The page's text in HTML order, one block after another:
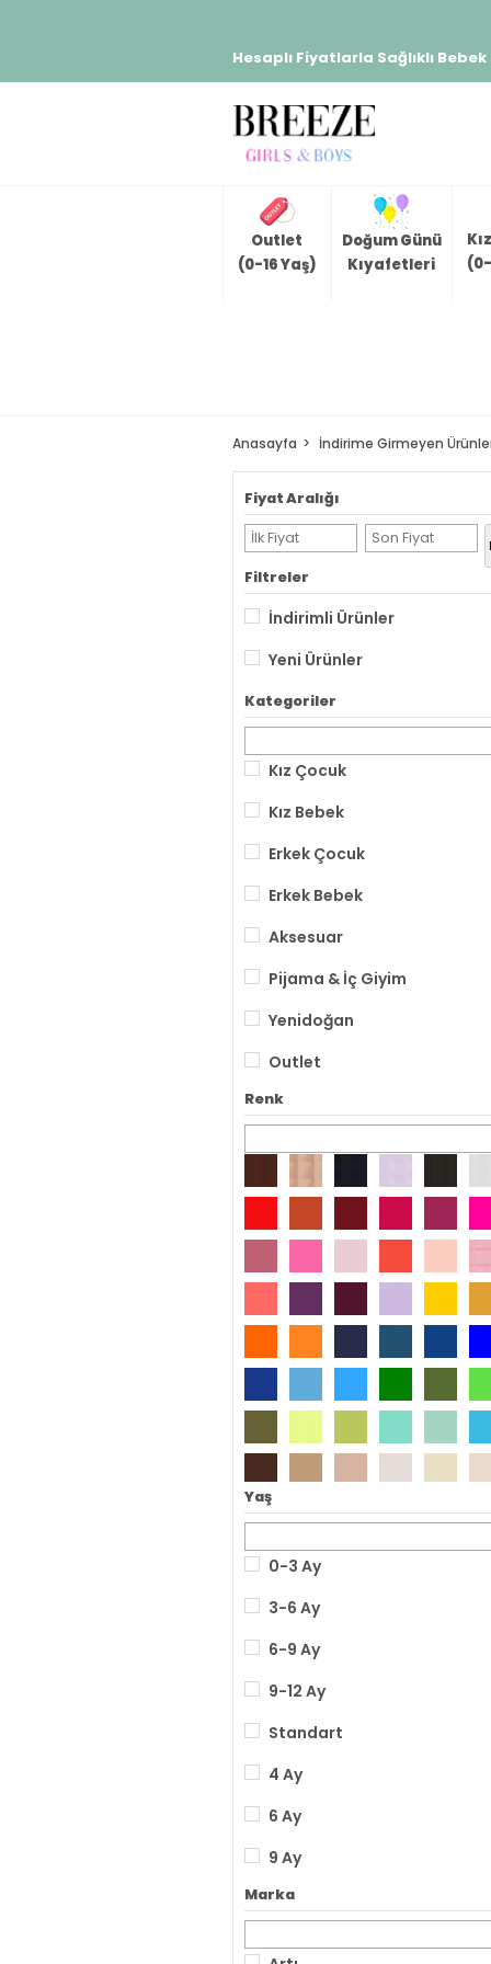
Hesaplı Fiyatlarla Sağlıklı
Outlet
(0-16 Yaş)
Doğum Günü
Kıyafetleri
Anasayfa İndirime Girmeyen
Fiyat Aralığı
Filtreler
İndirimli Ürünler
Yeni Ürünler
Kategoriler
Kız Çocuk
Kız Bebek
Erkek Çocuk
Erkek Bebek
Aksesuar
Pijama & İç Giyim
Yenidoğan
Outlet
Maksimum Fiyat
Renk
Yaş
0-3 Ay
3-6 Ay
6-9 Ay
9-12 Ay
Standart
4 Ay
6 Ay
9 Ay
1 Yaş
Marka